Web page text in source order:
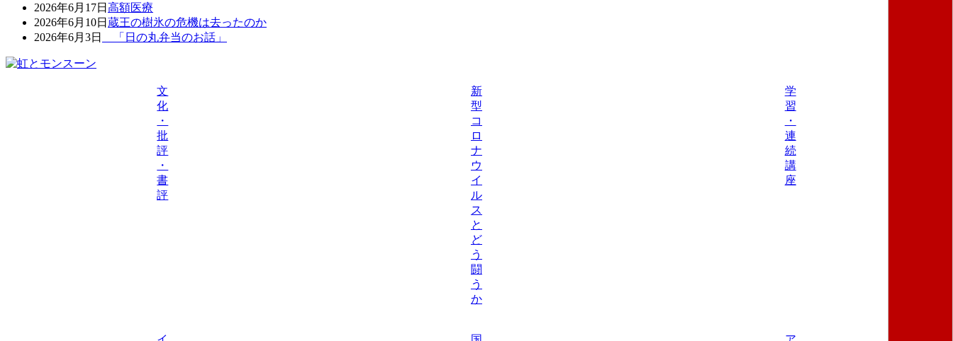
2026年6月17日 高額医療
2026年6月10日 蔵王の樹氷の危機は去ったのか
2026年6月3日
「日の丸弁当のお話」
文
化
・
批
評
・
書
評
新
型
コ
ロ
ナ
ウ
イ
ル
ス
と
ど
う
闘
う
か
学
習
・
連
続
講
座